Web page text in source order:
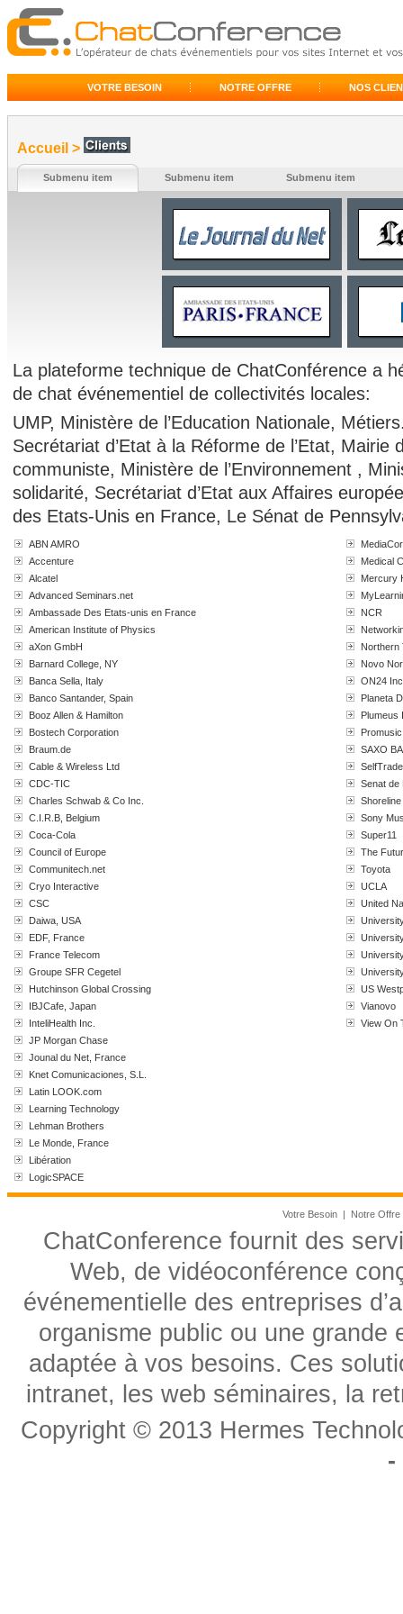
VOTRE BESOIN NOTRE OFFRE NOS
Accueil >
Submenu item Submenu item Submenu item
La plateforme technique de ChatConférence a
de chat événementiel de collectivités locales:
UMP, Ministère de l’Education Nationale,
Secrétariat d’Etat à la Réforme de l’Etat,
communiste, Ministère de l’Environnement ,
solidarité, Secrétariat d’Etat aux Affaires
des Etats-Unis en France, Le Sénat de
ABN AMRO
Accenture
Alcatel
Advanced Seminars.net
Ambassade Des Etats-unis en France
American Institute of Physics
aXon GmbH
Barnard College, NY
Banca Sella, Italy
Banco Santander, Spain
Booz Allen & Hamilton
Bostech Corporation
Braum.de
Cable & Wireless Ltd
CDC-TIC
Charles Schwab & Co Inc.
C.I.R.B, Belgium
Coca-Cola
Council of Europe
Communitech.net
Cryo Interactive
CSC
Daiwa, USA
EDF, France
France Telecom
Groupe SFR Cegetel
Hutchinson Global Crossing
IBJCafe, Japan
InteliHealth Inc.
JP Morgan Chase
Jounal du Net, France
Knet Comunicaciones, S.L.
Latin LOOK.com
Learning Technology
Lehman Brothers
Le Monde, France
Libération
LogicSPACE
Medical
Mercury
NCR
Northern
Novo
ON24
Planeta
Plumeus
Promusic
SAXO
SelfTrade
Senat de
Sony
Super11
The
Toyota
UCLA
United
US
Vianovo
View On
Votre Besoin | Notre Offre
ChatConference fournit des
Web, de vidéoconférence
événementielle des entreprises
organisme public ou une
adaptée à vos besoins. Ces
intranet, les web séminaires, la
Copyright © 2013 Hermes
-